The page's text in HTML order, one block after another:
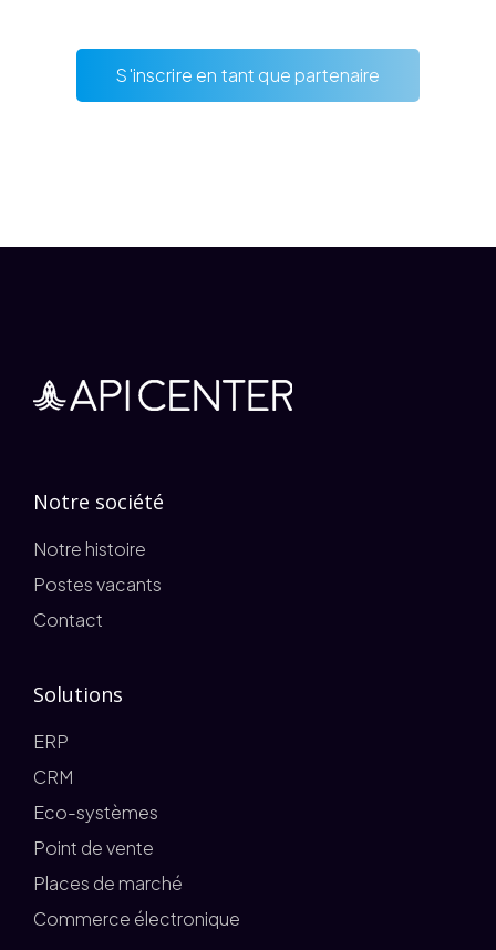
S'inscrire en tant que partenaire
Notre société
Notre histoire
Postes vacants
Contact
Solutions
ERP
CRM
Eco-systèmes
Point de vente
Places de marché
Commerce électronique